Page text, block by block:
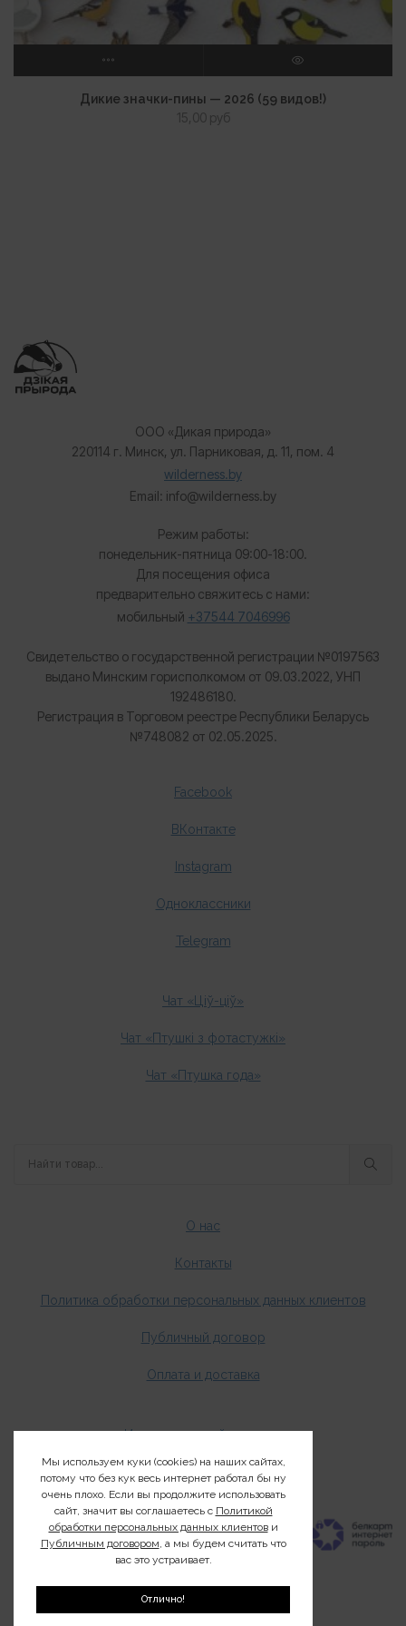
ВЫБЕРИТЕ ПАРАМЕТРЫ ПРОСМОТР
Дикие значки-пины — 2026 (59 видов!)
15,00 руб
ООО «Дикая природа»
220114 г. Минск, ул. Парниковая, д. 11, пом. 4
wilderness.by
Email: info@wilderness.by
Режим работы:
понедельник-пятница 09:00-18:00.
Для посещения офиса
предварительно свяжитесь с нами:
мобильный +37544 7046996
Свидетельство о государственной регистрации №0197563
выдано Минским горисполкомом от 09.03.2022, УНП
192486180.
Регистрация в Торговом реестре Республики Беларусь
№748082 от 02.05.2025.
Facebook
ВКонтакте
Instagram
Одноклассники
Telegram
Чат «Ціў-ціў»
Чат «Птушкі з фотастужкі»
Чат «Птушка года»
О нас
Контакты
Политика обработки персональных данных клиентов
Публичный договор
Оплата и доставка
Издания о дикой природе
Клуб200
Мы используем куки (cookies) на наших сайтах,
потому что без кук весь интернет работал бы ну
очень плохо. Если вы продолжите использовать
сайт, значит вы соглашаетесь с Политикой
обработки персональных данных клиентови
Публичным договором, а мы будем считать что
вас это устраивает.
Отлично!